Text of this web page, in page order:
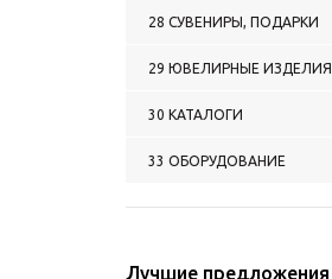
28 СУВЕНИРЫ, ПОДАРКИ
29 ЮВЕЛИРНЫЕ ИЗДЕЛИЯ
30 КАТАЛОГИ
33 ОБОРУДОВАНИЕ
Лучшие предложения